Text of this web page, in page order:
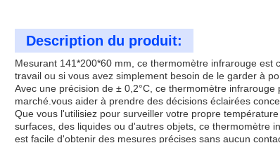
Description du produit:
Mesurant 141*200*60 mm, ce thermomètre infrarouge
travail ou si vous avez simplement besoin de le garder à
Avec une précision de ± 0,2°C, ce thermomètre
marché.vous aider à prendre des décisions éclairées
Que vous l'utilisiez pour surveiller votre propre
surfaces, des liquides ou d'autres objets, ce thermomètre
est facile d'obtenir des mesures précises sans aucun